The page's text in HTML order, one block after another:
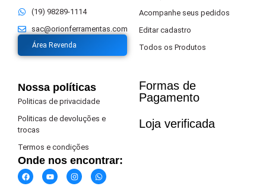
(19) 98289-1114
sac@orionferramentas.com
Área Revenda
Acompanhe seus pedidos
Editar cadastro
Todos os Produtos
Nossa políticas
Politicas de privacidade
Politicas de devoluções e
trocas
Termos e condições
Onde nos encontrar:
Formas de
Pagamento​
Loja verificada